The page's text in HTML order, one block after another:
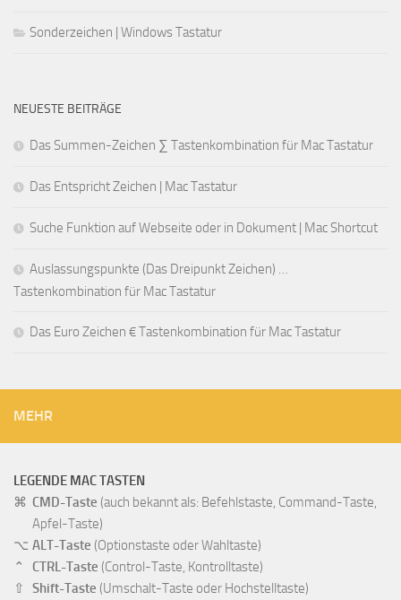
Sonderzeichen | Windows Tastatur
NEUESTE BEITRÄGE
Das Summen-Zeichen ∑ Tastenkombination für Mac Tastatur
Das Entspricht Zeichen | Mac Tastatur
Suche Funktion auf Webseite oder in Dokument | Mac Shortcut
Auslassungspunkte (Das Dreipunkt Zeichen) …
Tastenkombination für Mac Tastatur
Das Euro Zeichen € Tastenkombination für Mac Tastatur
MEHR
LEGENDE MAC TASTEN
⌘ CMD-Taste (auch bekannt als: Befehlstaste, Command-Taste,
Apfel-Taste)
⌥ ALT-Taste (Optionstaste oder Wahltaste)
⌃
CTRL-Taste (Control-Taste, Kontrolltaste)
⇧
Shift-Taste (Umschalt-Taste oder Hochstelltaste)